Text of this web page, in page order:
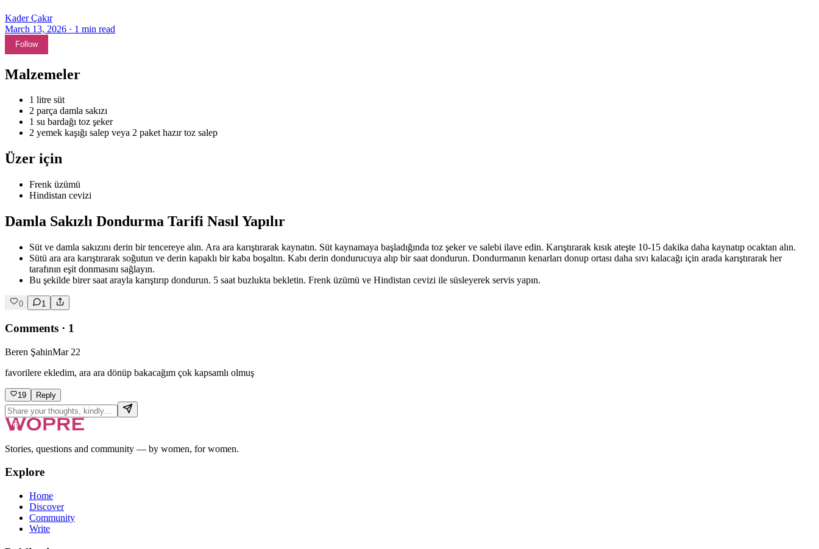
Kader Çakır
March 13, 2026 · 1 min read
Follow
Malzemeler
1 litre süt
2 parça damla sakızı
1 su bardağı toz şeker
2 yemek kaşığı salep veya 2 paket hazır toz salep
Üzer için
Frenk üzümü
Hindistan cevizi
Damla Sakızlı Dondurma Tarifi Nasıl Yapılır
Süt ve damla sakızını derin bir tencereye alın. Ara ara karıştırarak kaynatın. Süt kaynamaya başladığında toz şeker ve salebi ilave edin. Karıştırarak kısık ateşte 10-15 dakika daha kaynatıp ocaktan alın.
Sütü ara ara karıştırarak soğutun ve derin kapaklı bir kaba boşaltın. Kabı derin dondurucuya alıp bir saat dondurun. Dondurmanın kenarları donup ortası daha sıvı kalacağı için arada karıştırarak her
tarafının eşit donmasını sağlayın.
Bu şekilde birer saat arayla karıştırıp dondurun. 5 saat buzlukta bekletin. Frenk üzümü ve Hindistan cevizi ile süsleyerek servis yapın.
0 1
Comments · 1
Beren ŞahinMar 22
favorilere ekledim, ara ara dönüp bakacağım çok kapsamlı olmuş
19 Reply
Stories, questions and community — by women, for women.
Explore
Home
Discover
Community
Write